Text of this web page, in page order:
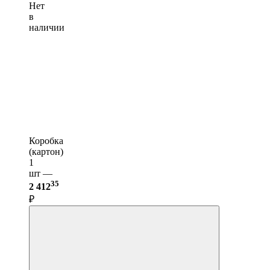
Нет
в
наличии
Коробка
(картон)
1
шт —
2 41235
₽